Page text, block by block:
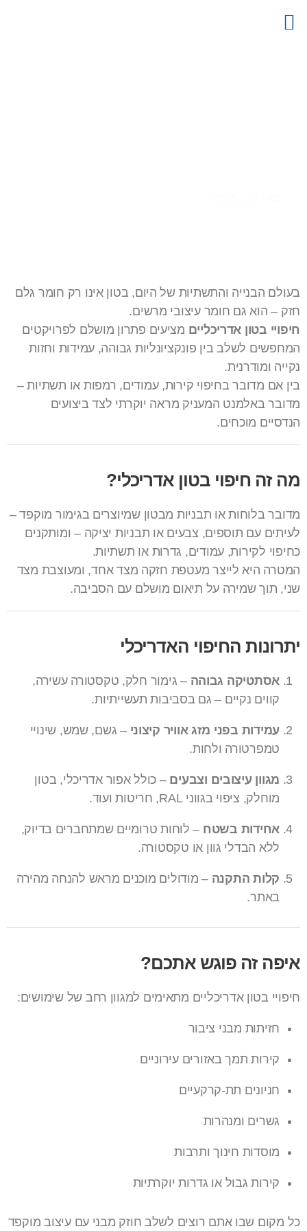
בעולם הבנייה והתשתיות של היום, בטון אינו רק חומר גלם
חזק – הוא גם חומר עיצובי מרשים.
חיפויי בטון אדריכליים מציעים פתרון מושלם לפרויקטים
המחפשים לשלב בין פונקציונליות גבוהה, עמידות וחזות
נקייה ומודרנית.
בין אם מדובר בחיפוי קירות, עמודים, רמפות או תשתיות –
מדובר באלמנט המעניק מראה יוקרתי לצד ביצועים
הנדסיים מוכחים.
מה זה חיפוי בטון אדריכלי?
מדובר בלוחות או תבניות מבטון שמיוצרים בגימור מוקפד –
לעיתים עם תוספים, צבעים או תבניות יציקה – ומותקנים
כחיפוי לקירות, עמודים, גדרות או תשתיות.
המטרה היא לייצר מעטפת חזקה מצד אחד, ומעוצבת מצד
שני, תוך שמירה על תיאום מושלם עם הסביבה.
יתרונות החיפוי האדריכלי
אסתטיקה גבוהה – גימור חלק, טקסטורה עשירה,
קווים נקיים – גם בסביבות תעשייתיות.
עמידות בפני מזג אוויר קיצוני – גשם, שמש, שינויי
טמפרטורה ולחות.
מגוון עיצובים וצבעים – כולל אפור אדריכלי, בטון
מוחלק, ציפוי בגווני RAL, חריטות ועוד.
אחידות בשטח – לוחות טרומיים שמתחברים בדיוק,
ללא הבדלי גוון או טקסטורה.
קלות התקנה – מודולים מוכנים מראש להנחה מהירה
באתר.
איפה זה פוגש אתכם?
חיפויי בטון אדריכליים מתאימים למגוון רחב של שימושים:
חזיתות מבני ציבור
קירות תמך באזורים עירוניים
חניונים תת-קרקעיים
גשרים ומנהרות
מוסדות חינוך ותרבות
קירות גבול או גדרות יוקרתיות
כל מקום שבו אתם רוצים לשלב חוזק מבני עם עיצוב מוקפד